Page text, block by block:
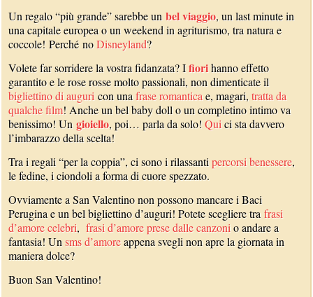
Un regalo “più grande” sarebbe unbel viaggio, un last minute in
una capitale europea o un weekend in agriturismo, tra natura e
coccole! Perché noDisneyland?
Volete far sorridere la vostra fidanzata? Ifiori hanno effetto
garantito e le rose rosse molto passionali, non dimenticate il
bigliettino di auguri con unafrase romanticae, magari,tratta da
qualche film! Anche un bel baby doll o un completino intimo va
benissimo! Ungioiello, poi… parla da solo!Quici sta davvero
l’imbarazzo della scelta!
Tra i regali “per la coppia”, ci sono i rilassantipercorsi benessere,
le fedine, i ciondoli a forma di cuore spezzato.
Ovviamente a San Valentino non possono mancare i Baci
Perugina e un bel bigliettino d’auguri! Potete scegliere trafrasi
d’amore celebri,frasi d’amore prese dalle canzonio andare a
fantasia! Unsms d’amoreappena svegli non apre la giornata in
maniera dolce?
Buon San Valentino!